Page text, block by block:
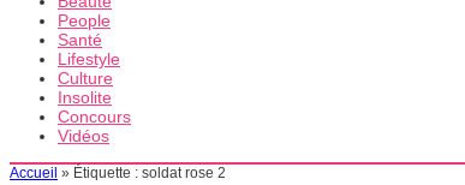
People
Santé
Lifestyle
Culture
Insolite
Concours
Vidéos
Accueil » Étiquette : soldat rose 2